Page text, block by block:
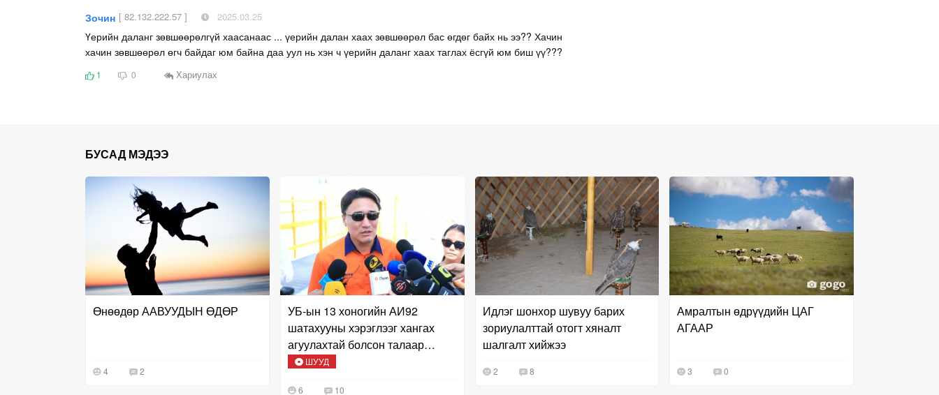
Зочин [ 82.132.222.57 ] 2025.03.25
Үерийн даланг зөвшөөрөлгүй хаасанаас ... үерийн далан хаах зөвшөөрөл бас өгдөг байх нь ээ?? Хачин
хачин зөвшөөрөл өгч байдаг юм байна даа уул нь хэн ч үерийн даланг хаах таглах ёсгүй юм биш үү???
1 0 Хариулах
БУСАД МЭДЭЭ
Өнөөдөр ААВУУДЫН ӨДӨР
4 2
УБ-ын 13 хоногийн АИ92
шатахууны хэрэглээг хангах
агуулахтай болсон талаар
мэдээлж байна
ШУУД
6 10
Идлэг шонхор шувуу барих
зориулалттай отогт хяналт
шалгалт хийжээ
2 8
Амралтын өдрүүдийн ЦАГ
АГААР
3 0